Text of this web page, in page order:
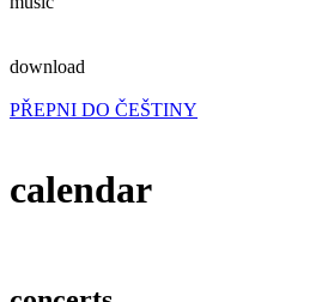
download
PŘEPNI DO ČEŠTINY
calendar